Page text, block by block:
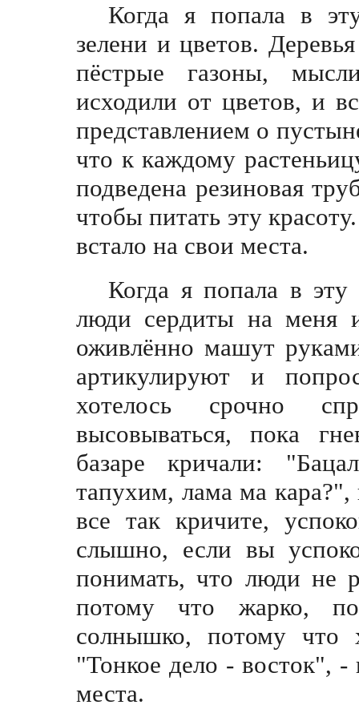
Когда я попала в
зелени и цветов.
пёстрые газоны,
исходили от цветов, и
представлением o
что к каждому
подведена резиновая
чтобы питать эту
встало на свои места.
Когда я попала в
люди сердиты на меня
оживлённо машут
артикулируют и
хотелось срочно
высовываться, пока
базаре кричали:
тапухим, лама ма
все так кричите,
слышно, если вы
понимать, что люди не
потому что жарко,
солнышко, потому что
"Тонкое дело - восток", -
места.